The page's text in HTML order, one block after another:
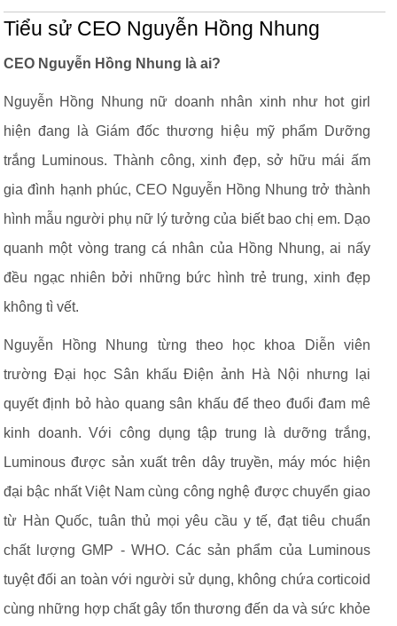
Tiểu sử CEO Nguyễn Hồng Nhung
CEO Nguyễn Hồng Nhung là ai?
Nguyễn Hồng Nhung nữ doanh nhân xinh như hot girl
hiện đang là Giám đốc thương hiệu mỹ phẩm Dưỡng
trắng Luminous. Thành công, xinh đẹp, sở hữu mái ấm
gia đình hạnh phúc, CEO Nguyễn Hồng Nhung trở thành
hình mẫu người phụ nữ lý tưởng của biết bao chị em. Dạo
quanh một vòng trang cá nhân của Hồng Nhung, ai nấy
đều ngạc nhiên bởi những bức hình trẻ trung, xinh đẹp
không tì vết.
Nguyễn Hồng Nhung từng theo học khoa Diễn viên
trường Đại học Sân khấu Điện ảnh Hà Nội nhưng lại
quyết định bỏ hào quang sân khấu để theo đuổi đam mê
kinh doanh. Với công dụng tập trung là dưỡng trắng,
Luminous được sản xuất trên dây truyền, máy móc hiện
đại bậc nhất Việt Nam cùng công nghệ được chuyển giao
từ Hàn Quốc, tuân thủ mọi yêu cầu y tế, đạt tiêu chuẩn
chất lượng GMP - WHO. Các sản phẩm của Luminous
tuyệt đối an toàn với người sử dụng, không chứa corticoid
cùng những hợp chất gây tổn thương đến da và sức khỏe